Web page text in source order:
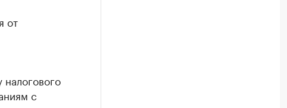
от
с